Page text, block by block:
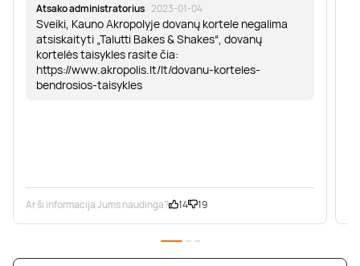
Atsako administratorius · 2023-01-04
Sveiki, Kauno Akropolyje dovanų kortele negalima
atsiskaityti „Talutti Bakes & Shakes“, dovanų
kortelės taisykles rasite čia:
https://www.akropolis.lt/lt/dovanu-korteles-
bendrosios-taisykles
Ar ši informacija Jums naudinga? 14 19